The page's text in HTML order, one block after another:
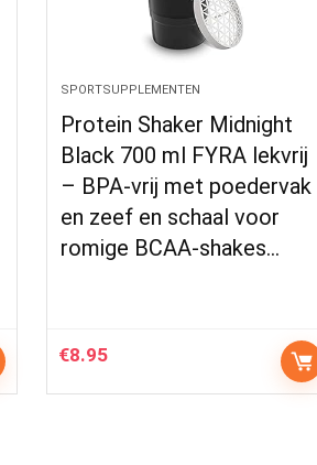
SPORTSUPPLEMENTEN
Protein Shaker Midnight
Black 700 ml FYRA lekvrij
– BPA-vrij met poedervak ​​
en zeef en schaal voor
romige BCAA-shakes…
€8.95